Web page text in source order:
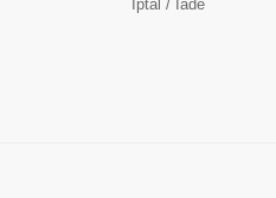
İptal / İade